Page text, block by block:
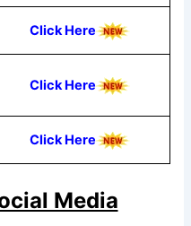
Click Here
Click Here
Click Here
Media